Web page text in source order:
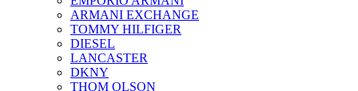
ARMANI EXCHANGE
TOMMY HILFIGER
DIESEL
LANCASTER
DKNY
THOM OLSON